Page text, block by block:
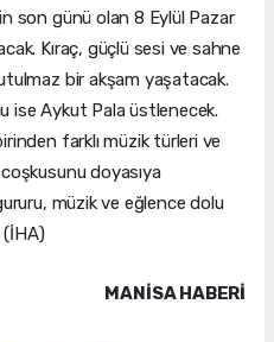
son günü olan 8 Eylül Pazar
Kıraç, güçlü sesi ve sahne
bir akşam yaşatacak.
ise Aykut Pala üstlenecek.
farklı müzik türleri ve
doyasıya
müzik ve eğlence dolu
(İHA)
MANISA HABERİ